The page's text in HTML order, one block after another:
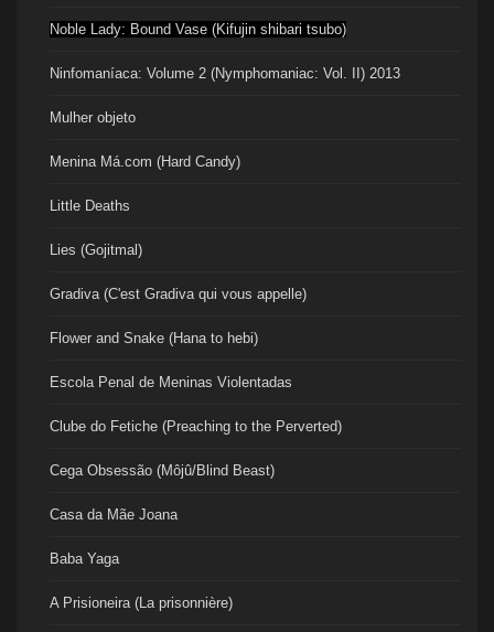
Noble Lady: Bound Vase (Kifujin shibari tsubo)
Ninfomaníaca: Volume 2 (Nymphomaniac: Vol. II) 2013
Mulher objeto
Menina Má.com (Hard Candy)
Little Deaths
Lies (Gojitmal)
Gradiva (C'est Gradiva qui vous appelle)
Flower and Snake (Hana to hebi)
Escola Penal de Meninas Violentadas
Clube do Fetiche (Preaching to the Perverted)
Cega Obsessão (Môjû/Blind Beast)
Casa da Mãe Joana
Baba Yaga
A Prisioneira (La prisonnière)